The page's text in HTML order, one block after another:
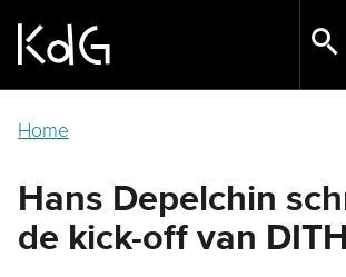
main
Home
Hans Depelchin
de kick-off van